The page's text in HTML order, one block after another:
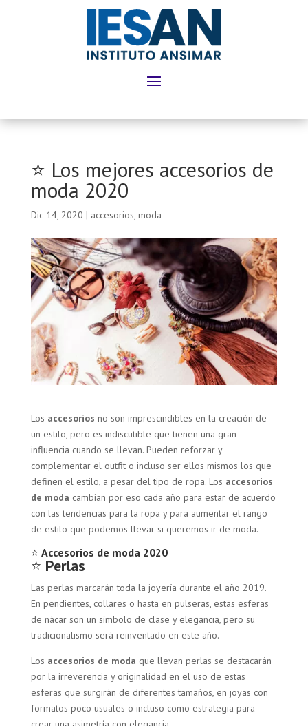
⭐ Los mejores accesorios de
moda 2020
Dic 14, 2020 | accesorios, moda
Los accesorios no son imprescindibles en la creación de
un estilo, pero es indiscutible que tienen una gran
influencia cuando se llevan. Pueden reforzar y
complementar el outfit o incluso ser ellos mismos los que
definen el estilo, a pesar del tipo de ropa. Los accesorios
de moda cambian por eso cada año para estar de acuerdo
con las tendencias para la ropa y para aumentar el rango
de estilo que podemos llevar si queremos ir de moda.
⭐ Accesorios de moda 2020
⭐ Perlas
Las perlas marcarán toda la joyería durante el año 2019.
En pendientes, collares o hasta en pulseras, estas esferas
de nácar son un símbolo de clase y elegancia, pero su
tradicionalismo será reinventado en este año.
Los accesorios de moda que llevan perlas se destacarán
por la irreverencia y originalidad en el uso de estas
esferas que surgirán de diferentes tamaños, en joyas con
formatos poco usuales o incluso como estrategia para